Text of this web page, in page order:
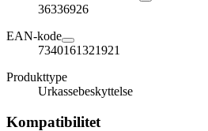
36336926
EAN-kode
7340161321921
Produkttype
Urkassebeskyttelse
Kompatibilitet